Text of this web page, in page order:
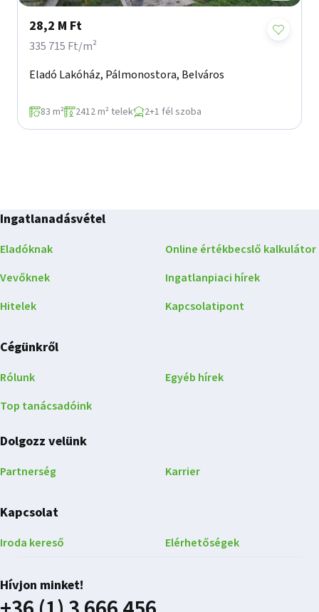
28,2 M Ft
335 715 Ft/m²
Eladó Lakóház, Pálmonostora, Belváros
83 m² 2412 m² telek 2+1 fél szoba
Ingatlanadásvétel
Eladóknak
Vevőknek
Hitelek
Online értékbecslő kalkulátor
Ingatlanpiaci hírek
Kapcsolatipont
Cégünkről
Rólunk
Top tanácsadóink
Egyéb hírek
Dolgozz velünk
Partnerség Karrier
Kapcsolat
Iroda kereső Elérhetőségek
Hívjon minket!